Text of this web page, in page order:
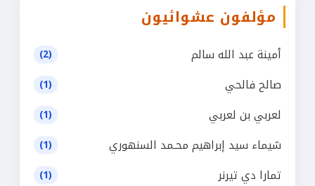
مؤلفون عشوائيون
أمينة عبد الله سالم (2)
صالح فالحي (1)
لعربي بن لعربي (1)
شيماء سيد إبراهيم محـمد السنهوري (1)
تمارا دي تيرنر (1)